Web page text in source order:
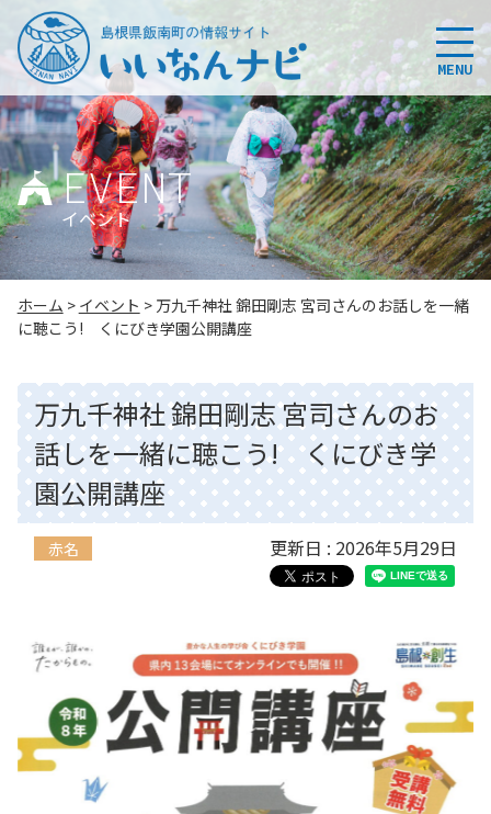
このページの本文へ
MENU
EVENT
イベント
こ
の
ジ
の
位
置:
ホーム > イベント > 万九千神社 錦田剛志 宮司さんのお話しを一緒
に聴こう! くにびき学園公開講座
万九千神社 錦田剛志 宮司さんのお
話しを一緒に聴こう! くにびき学
園公開講座
赤名 更新日 : 2026年5月29日